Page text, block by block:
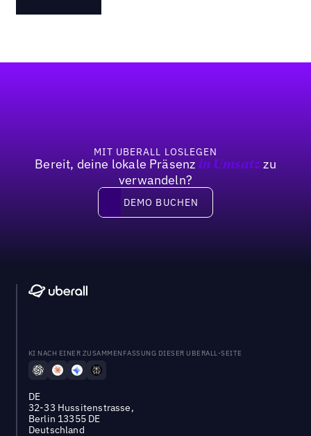
MIT UBERALL LOSLEGEN
Bereit, deine lokale Präsenz in Umsatzzu
verwandeln?
DEMO BUCHEN
DEMO BUCHEN
KI NACH EINER ZUSAMMENFASSUNG DIESER UBERALL-SEITE
DE
32-33 Hussitenstrasse,
Berlin 13355 DE
Deutschland